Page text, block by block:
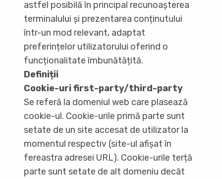
astfel posibilă în principal recunoașterea
terminalului și prezentarea conținutului
într-un mod relevant, adaptat
preferințelor utilizatorului oferind o
funcționalitate îmbunătățită.
Definiții
Cookie-uri first-party/third-party
Se referă la domeniul web care plasează
cookie-ul. Cookie-urile primă parte sunt
setate de un site accesat de utilizator la
momentul respectiv (site-ul afișat în
fereastra adresei URL). Cookie-urile terță
parte sunt setate de alt domeniu decât